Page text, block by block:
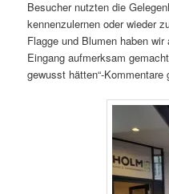
Besucher nutzten die
kennenzulernen oder wieder
Flagge und Blumen haben
Eingang aufmerksam
gewusst hätten“-Kommentare